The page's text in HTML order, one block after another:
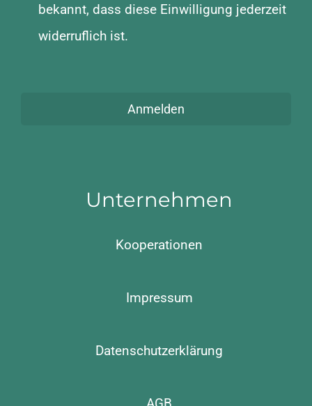
bekannt, dass diese Einwilligung jederzeit
widerruflich ist.
Anmelden
Unternehmen
Kooperationen
Impressum
Datenschutzerklärung